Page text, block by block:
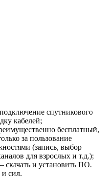
спутникового
кабелей;
бесплатный,
за пользование
(запись, выбор
для взрослых и т.д.);
скачать и установить ПО.
сил.